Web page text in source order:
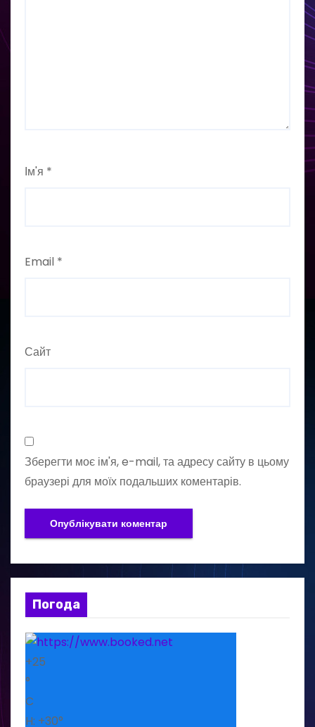
Ім'я *
Email *
Сайт
Зберегти моє ім'я, e-mail, та адресу сайту в цьому
браузері для моїх подальших коментарів.
Погода
+25
°
C
H: +30°